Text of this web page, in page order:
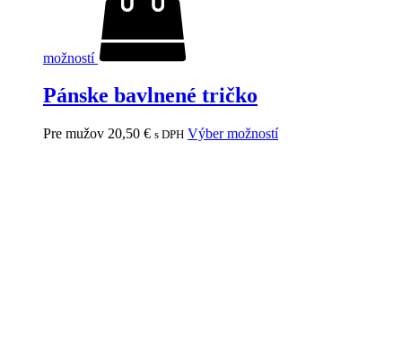
možností
Pánske bavlnené tričko
Pre mužov 20,50 € s DPH Výber možností